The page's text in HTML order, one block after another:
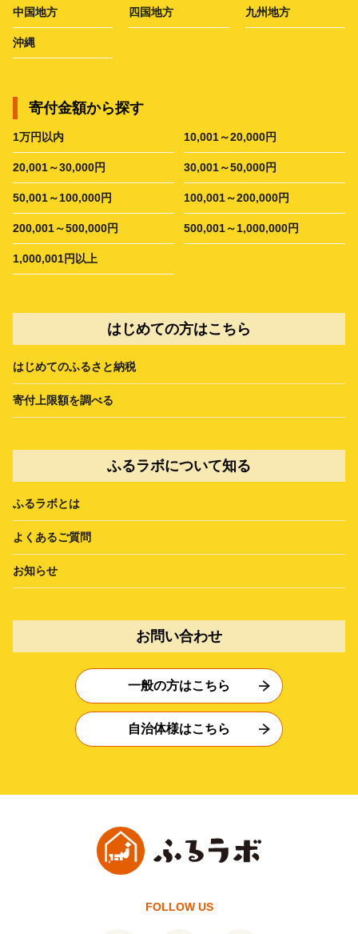
中国地方 四国地方 九州地方
沖縄
寄付金額から探す
1万円以内 10,001～20,000円
20,001～30,000円 30,001～50,000円
50,001～100,000円 100,001～200,000円
200,001～500,000円 500,001～1,000,000円
1,000,001円以上
はじめての方はこちら
はじめてのふるさと納税
寄付上限額を調べる
ふるラボについて知る
ふるラボとは
よくあるご質問
お知らせ
お問い合わせ
一般の方はこちら
自治体様はこちら
FOLLOW US